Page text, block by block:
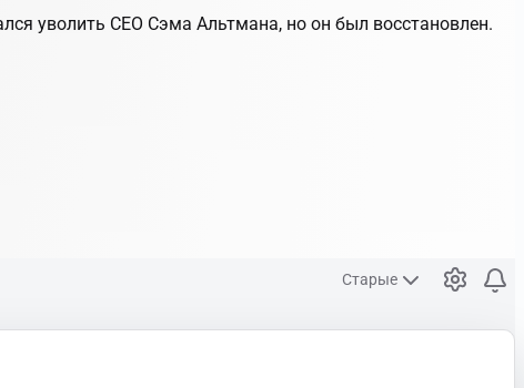
уволить CEO Сэма Альтмана, но он был восстановлен.
Старые